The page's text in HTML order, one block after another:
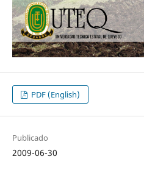
PDF (English)
Publicado
2009-06-30